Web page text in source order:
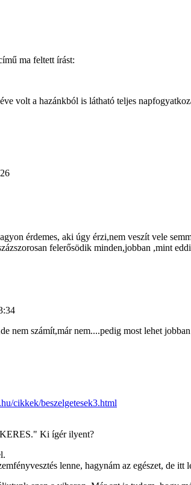
ma feltett írást:
volt a hazánkból is látható teljes
érdemes, aki úgy érzi,nem veszít vele
felerősödik minden,jobban ,mint
nem számít,már nem....pedig most lehet
cikkek/beszelgetesek3.html
Ki ígér ilyent?
lenne, hagynám az egészet, de